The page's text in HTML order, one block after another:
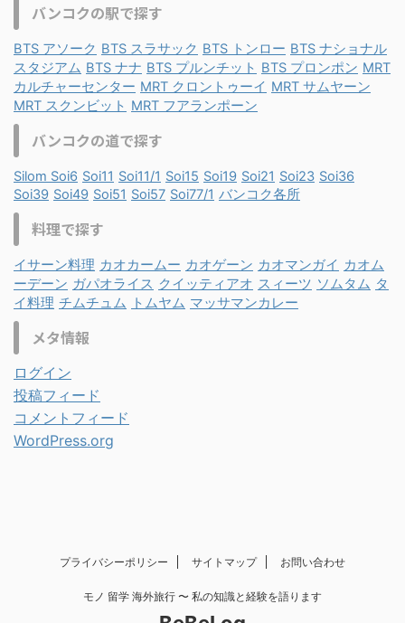
バンコクの駅で探す
BTS アソーク BTS スラサック BTS トンロー BTS ナショナル
スタジアム BTS ナナ BTS プルンチット BTS プロンポン MRT
カルチャーセンター MRT クロントゥーイ MRT サムヤーン
MRT スクンビット MRT フアランポーン
バンコクの道で探す
Silom Soi6 Soi11 Soi11/1 Soi15 Soi19 Soi21 Soi23 Soi36
Soi39 Soi49 Soi51 Soi57 Soi77/1 バンコク各所
料理で探す
イサーン料理 カオカームー カオゲーン カオマンガイ カオム
ーデーン ガパオライス クイッティアオ スィーツ ソムタム タ
イ料理 チムチュム トムヤム マッサマンカレー
メタ情報
ログイン
投稿フィード
コメントフィード
WordPress.org
プライバシーポリシー サイトマップ お問い合わせ
モノ 留学 海外旅行 〜 私の知識と経験を語ります